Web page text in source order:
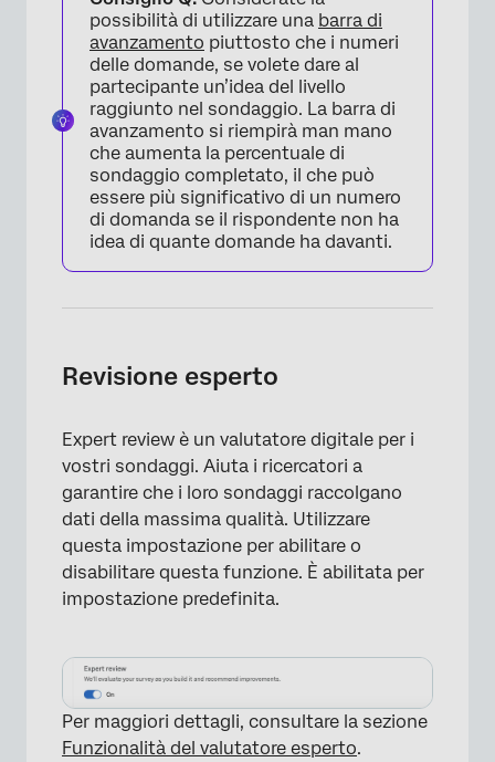
×
×
possibilità di utilizzare una barra di
avanzamento piuttosto che i numeri
delle domande, se volete dare al
partecipante un’idea del livello
raggiunto nel sondaggio. La barra di
avanzamento si riempirà man mano
che aumenta la percentuale di
sondaggio completato, il che può
essere più significativo di un numero
di domanda se il rispondente non ha
idea di quante domande ha davanti.
Revisione esperto
Expert review è un valutatore digitale per i
vostri sondaggi. Aiuta i ricercatori a
garantire che i loro sondaggi raccolgano
dati della massima qualità. Utilizzare
questa impostazione per abilitare o
disabilitare questa funzione. È abilitata per
impostazione predefinita.
Per maggiori dettagli, consultare la sezione
Funzionalità del valutatore esperto.